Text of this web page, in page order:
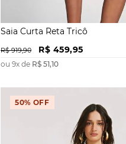
Saia Curta Reta Tricô
R$ 919,90 R$ 459,95
ou 9x de R$ 51,10
50% OFF